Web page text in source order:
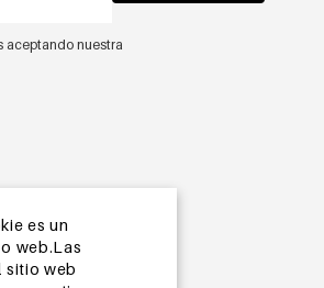
es un
web.Las
sitio web
aceptando nuestra